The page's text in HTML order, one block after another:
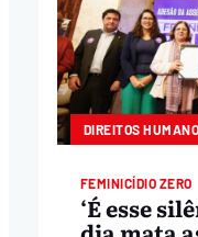
DIREITOS
FEMINICÍDIO ZERO
‘É esse